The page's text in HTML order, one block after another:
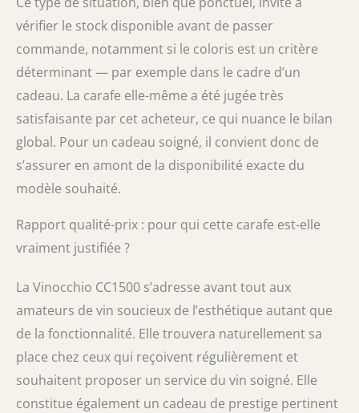
vérifier le stock disponible avant de passer
commande, notamment si le coloris est un critère
déterminant — par exemple dans le cadre d’un
cadeau. La carafe elle-même a été jugée très
satisfaisante par cet acheteur, ce qui nuance le bilan
global. Pour un cadeau soigné, il convient donc de
s’assurer en amont de la disponibilité exacte du
modèle souhaité.
Rapport qualité-prix : pour qui cette carafe est-elle
vraiment justifiée ?
La Vinocchio CC1500 s’adresse avant tout aux
amateurs de vin soucieux de l’esthétique autant que
de la fonctionnalité. Elle trouvera naturellement sa
place chez ceux qui reçoivent régulièrement et
souhaitent proposer un service du vin soigné. Elle
constitue également un cadeau de prestige pertinent